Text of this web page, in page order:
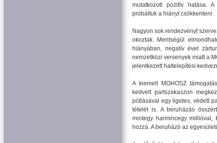
mutatkozott pozitív hatása.
próbáltuk a hiányt csökkenteni.
Nagyon sok rendezvényt
okoztak. Mentségül
hiányában, negatív évet
nemzetközi versenyek miatt a
jelentkezett haltelepítési
A kiemelt MOHOSZ
kedvelt partszakaszon
pótlásával egy ligetes, védett
tételét is. A beruházás
mintegy harmincegy millióval,
hozzá. A beruházó az